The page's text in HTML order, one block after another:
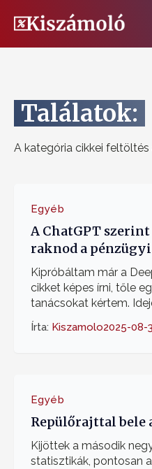
Találatok:
A kategória cikkei feltöltés
Egyéb
A ChatGPT
raknod a
Kipróbáltam már a
cikket képes írni, tőle
tanácsokat kértem.
Írta: Kiszamolo2025-08-
Egyéb
Repülőrajttal bele
Kijöttek a második
statisztikák, pontosan